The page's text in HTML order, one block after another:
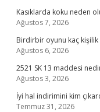
Kasıklarda koku neden
Ağustos 7, 2026
Birdirbir oyunu kaç kişilik
Ağustos 6, 2026
2521 SK 13 maddesi
Ağustos 3, 2026
İyi hal indirimini kim
Temmuz 31, 2026